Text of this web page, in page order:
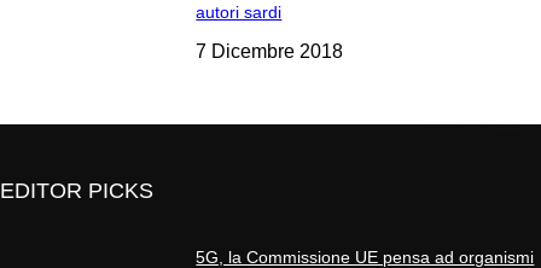
autori sardi
7 Dicembre 2018
EDITOR PICKS
5G, la Commissione UE pensa ad organismi